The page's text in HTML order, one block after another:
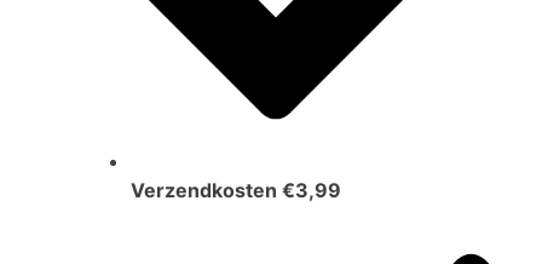
Verzendkosten €3,99